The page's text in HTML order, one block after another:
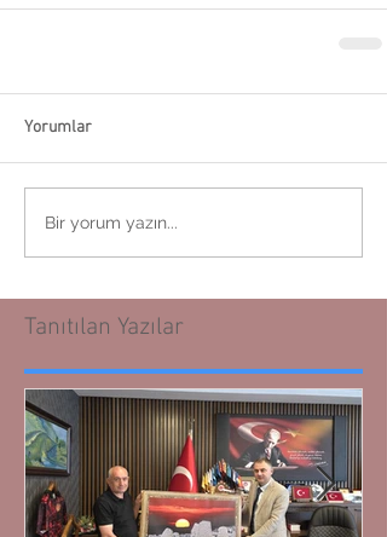
Yorumlar
Bir yorum yazın...
Tanıtılan Yazılar